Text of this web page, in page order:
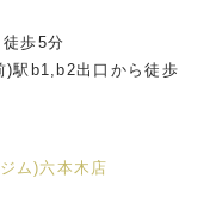
歩5分
)駅b1,b2出口から徒歩
ム)六本木店